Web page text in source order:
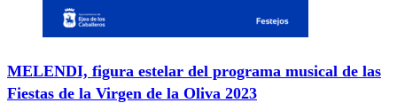
MELENDI, figura estelar del programa musical de las
Fiestas de la Virgen de la Oliva 2023